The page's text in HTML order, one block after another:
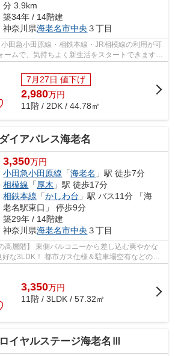
分 3.9km
築34年 / 14階建
神奈川県海老名市中央 ３丁目
田急小田原線・相鉄本線・JR相模線の利用が可
ムで、気持ちよく新生活をスタートできますよ
ど設備も...
7月27日 値下げ
2,980万円
11階 / 2DK / 44.78㎡
ダイアパレス海老名
3,350万円
小田急小田原線 「海老名 」駅 徒歩7分
相模線 「厚木 」駅 徒歩17分
相鉄本線 「かしわ台 」駅 バス11分 「海
老名駅東口」 停歩9分
築29年 / 14階建
神奈川県海老名市中央 ３丁目
高層階】 東側バルコニーから差し込む爽やかな
な3LDK！ 都市ガス仕様＆駐車場空有などの好
す☆彡 ぜひ、...
3,350万円
11階 / 3LDK / 57.32㎡
ロイヤルステージ海老名Ⅲ